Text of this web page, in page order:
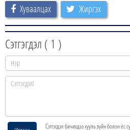
Хуваалцах Жиргэх
Сэтгэгдэл ( 1 )
Сэтгэгдэл бичихдээ хууль зүйн болон ёс